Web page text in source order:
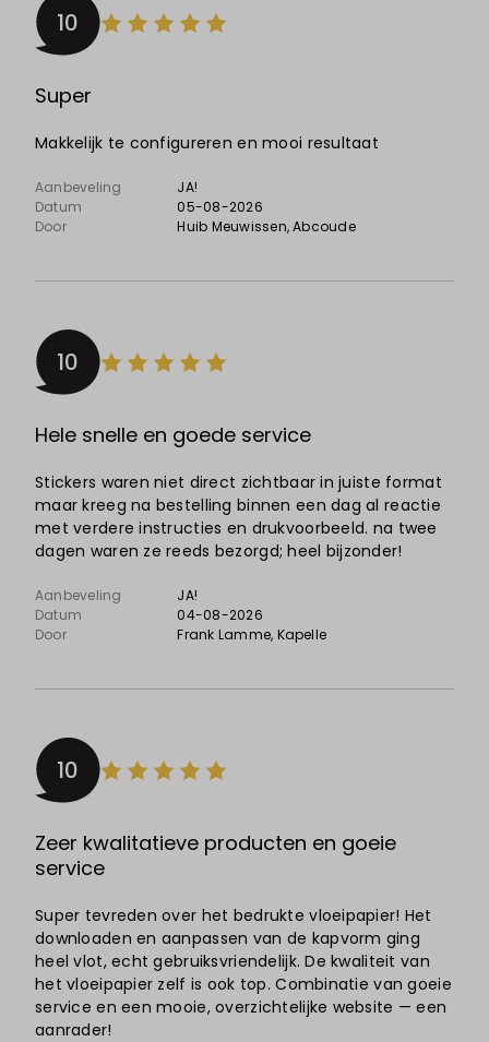
10
Super
Makkelijk te configureren en mooi resultaat
Aanbeveling
JA!
Datum
05-08-2026
Door
Huib Meuwissen, Abcoude
10
Hele snelle en goede service
Stickers waren niet direct zichtbaar in juiste format
maar kreeg na bestelling binnen een dag al reactie
met verdere instructies en drukvoorbeeld. na twee
dagen waren ze reeds bezorgd; heel bijzonder!
Aanbeveling
JA!
Datum
04-08-2026
Door
Frank Lamme, Kapelle
10
Zeer kwalitatieve producten en goeie
service
Super tevreden over het bedrukte vloeipapier! Het
downloaden en aanpassen van de kapvorm ging
heel vlot, echt gebruiksvriendelijk. De kwaliteit van
het vloeipapier zelf is ook top. Combinatie van goeie
service en een mooie, overzichtelijke website — een
aanrader!